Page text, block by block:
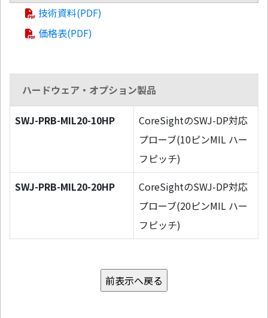
技術資料(PDF)
価格表(PDF)
ハードウェア・オプション製品
SWJ-PRB-MIL20-10HP
CoreSightのSWJ-DP対応
プローブ(10ピンMIL ハー
フピッチ)
SWJ-PRB-MIL20-20HP
CoreSightのSWJ-DP対応
プローブ(20ピンMIL ハー
フピッチ)